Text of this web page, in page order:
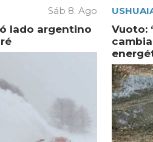
Sáb 8. Ago
lado argentino
Vuoto: